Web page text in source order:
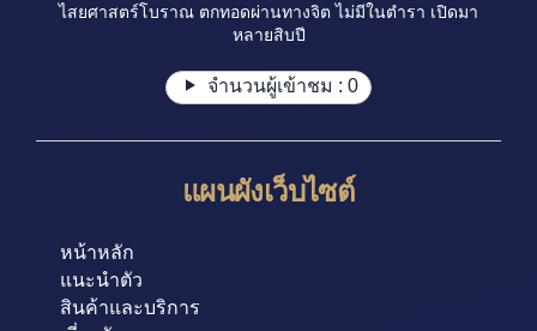
ไสยศาสตร์โบราณ ตกทอดผ่านทางจิต ไม่มีในตำรา เปิดมา
หลายสิบปี
จำนวนผู้เข้าชม : 0
แผนผังเว็บไซต์
หน้าหลัก
แนะนำตัว
สินค้าและบริการ